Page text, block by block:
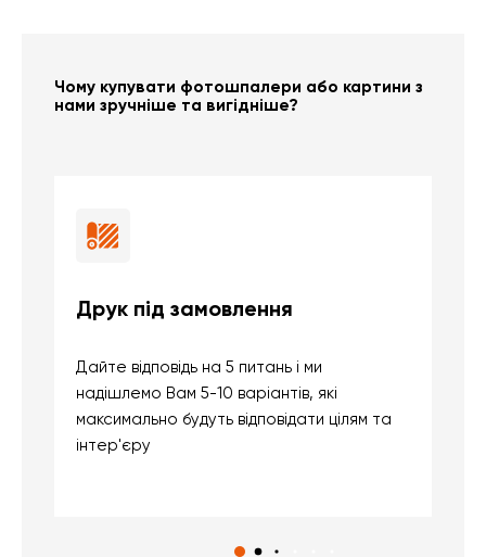
Чому купувати фотошпалери або картини з
нами зручніше та вигідніше?
Друк під замовлення
Дайте відповідь на 5 питань і ми
надішлемо Вам 5-10 варіантів, які
максимально будуть відповідати цілям та
інтер'єру